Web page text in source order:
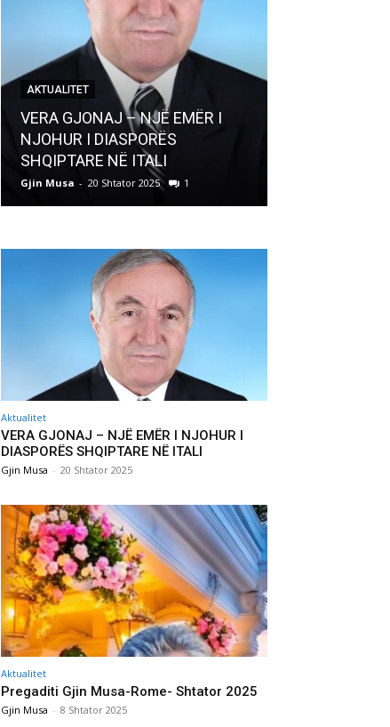
AKTUALITET
VERA GJONAJ – NJË EMËR I
NJOHUR I DIASPORËS
SHQIPTARE NË ITALI
Gjin Musa - 20 Shtator 2025 1
Aktualitet
VERA GJONAJ – NJË EMËR I NJOHUR I
DIASPORËS SHQIPTARE NË ITALI
Gjin Musa - 20 Shtator 2025
Aktualitet
Pregaditi Gjin Musa-Rome- Shtator 2025
Gjin Musa - 8 Shtator 2025